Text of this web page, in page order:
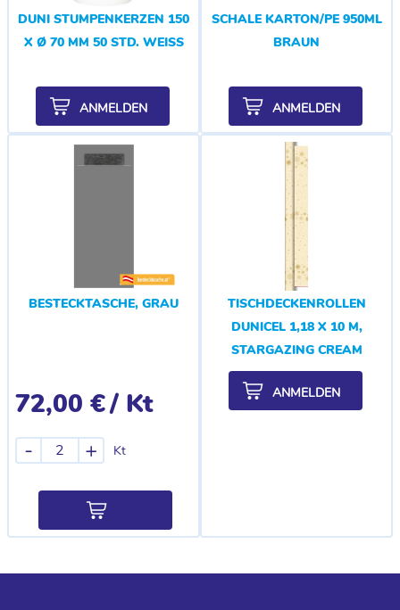
DUNI STUMPENKERZEN 150
X Ø 70 MM 50 STD. WEISS
ANMELDEN
SCHALE KARTON/PE 950ML
BRAUN
ANMELDEN
BESTECKTASCHE, GRAU
72,00 €/ Kt
Kt
- +
TISCHDECKENROLLEN
DUNICEL 1,18 X 10 M,
STARGAZING CREAM
ANMELDEN